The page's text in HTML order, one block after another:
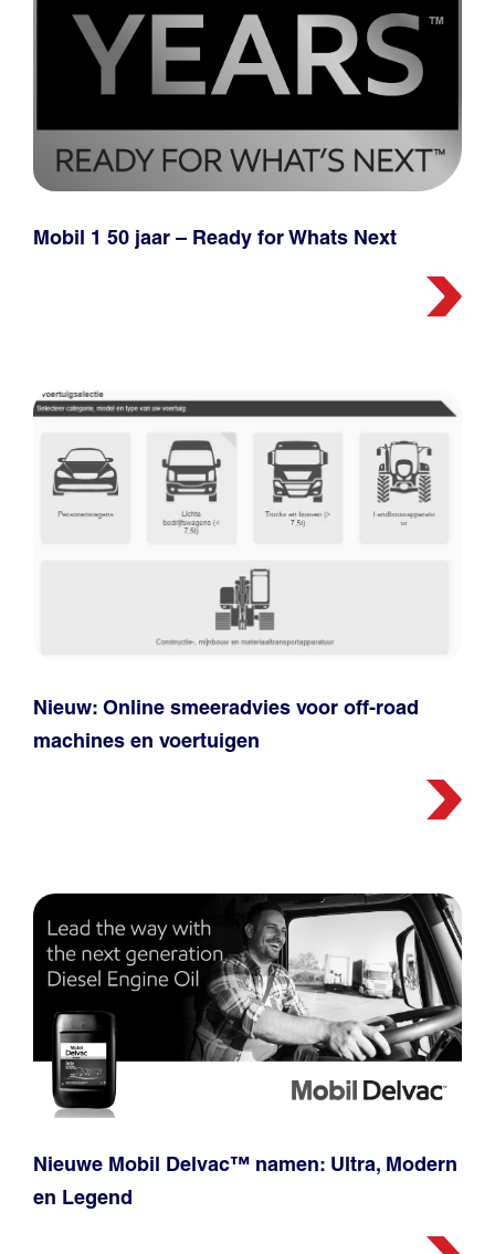
Mobil 1 50 jaar – Ready for Whats Next
Nieuw: Online smeeradvies voor off-road
machines en voertuigen
Nieuwe Mobil Delvac™ namen: Ultra, Modern
en Legend